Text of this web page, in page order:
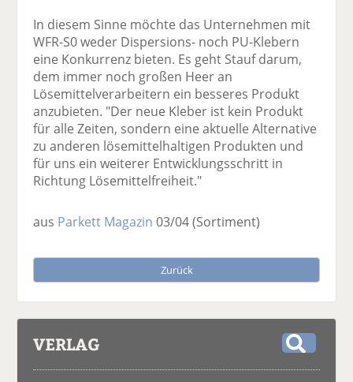
In diesem Sinne möchte das Unternehmen mit
WFR-S0 weder Dispersions- noch PU-Klebern
eine Konkurrenz bieten. Es geht Stauf darum,
dem immer noch großen Heer an
Lösemittelverarbeitern ein besseres Produkt
anzubieten. "Der neue Kleber ist kein Produkt
für alle Zeiten, sondern eine aktuelle Alternative
zu anderen lösemittelhaltigen Produkten und
für uns ein weiterer Entwicklungsschritt in
Richtung Lösemittelfreiheit."
aus Parkett Magazin 03/04(Sortiment)
Zurück
VERLAG